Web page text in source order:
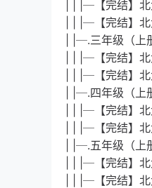
| | |─【完结】
| | |─【完结】
| |─.三年级（上
| | |─【完结】
| | |─【完结】
| |─.四年级（上
| | |─【完结】
| | |─【完结】
| |─.五年级（上
| | |─【完结】
| | |─【完结】